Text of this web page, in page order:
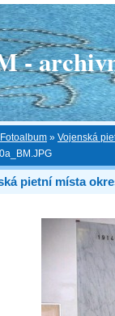
-
Fotoalbum » Vojenská
pietní místa